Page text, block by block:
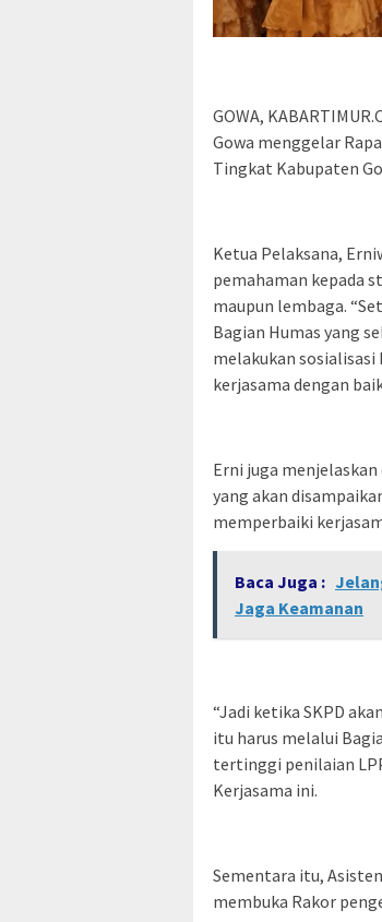
GOWA,
Gowa menggelar
Tingkat Kabupaten
Ketua Pelaksana,
pemahaman kepada
maupun lembaga.
Bagian Humas yang
melakukan sosialisasi
kerjasama dengan
Erni juga
yang akan
memperbaiki
Baca Juga :
Jaga Keamanan
“Jadi ketika SKPD
itu harus melalui
tertinggi penilaian
Kerjasama ini.
Sementara itu,
membuka Rakor